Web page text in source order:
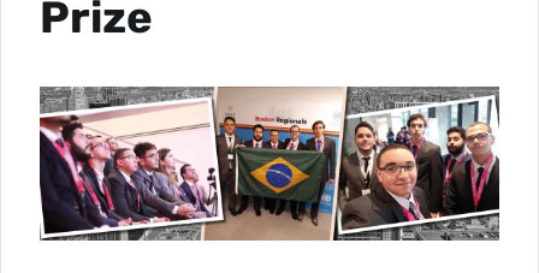
Prize